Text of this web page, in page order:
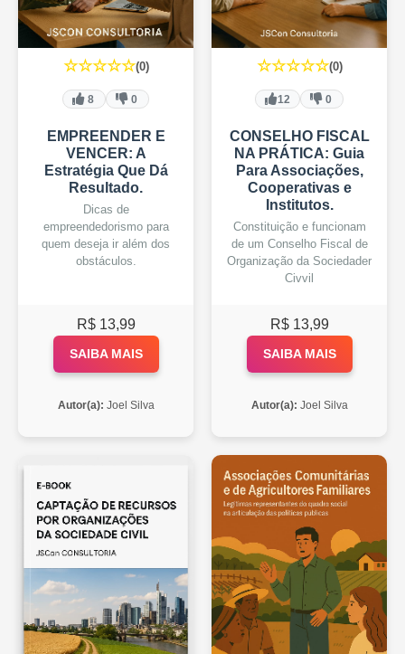
☆☆☆☆☆(0)
8 0
EMPREENDER E
VENCER: A
Estratégia Que Dá
Resultado.
Dicas de
empreendedorismo para
quem deseja ir além dos
obstáculos.
R$ 13,99
SAIBA MAIS
Autor(a): Joel Silva
☆☆☆☆☆(0)
12 0
CONSELHO FISCAL
NA PRÁTICA: Guia
Para Associações,
Cooperativas e
Institutos.
Constituição e funcionam
de um Conselho Fiscal de
Organização da Sociedader
Civvil
R$ 13,99
SAIBA MAIS
Autor(a): Joel Silva